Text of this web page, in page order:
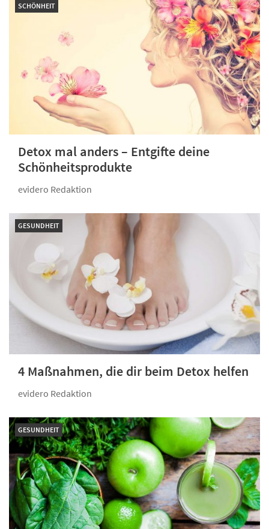
SCHÖNHEIT
Detox mal anders – Entgifte deine
Schönheitsprodukte
evidero Redaktion
GESUNDHEIT
4 Maßnahmen, die dir beim Detox helfen
evidero Redaktion
GESUNDHEIT